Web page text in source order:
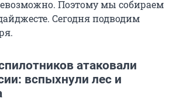
Поэтому мы собираем
Сегодня подводим
атаковали
вспыхнули лес и